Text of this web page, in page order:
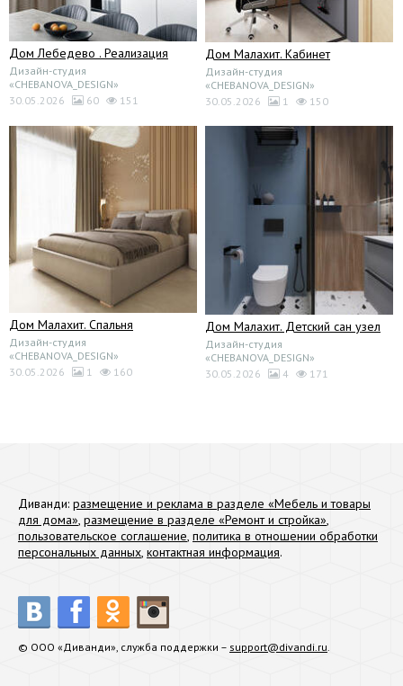
Дом Лебедево . Реализация
Дизайн-студия
«CHEBANOVA_DESIGN»
30.05.2026
60 151
Дом Малахит. Кабинет
Дизайн-студия
«CHEBANOVA_DESIGN»
30.05.2026
1 150
Дом Малахит. Спальня
Дизайн-студия
«CHEBANOVA_DESIGN»
30.05.2026
1 160
Дом Малахит. Детский сан узел
Дизайн-студия
«CHEBANOVA_DESIGN»
30.05.2026
4 171
Диванди: размещение и реклама в разделе «Мебель и товары
для дома», размещение в разделе «Ремонт и стройка»,
пользовательское соглашение, политика в отношении обработки
персональных данных, контактная информация.
© ООО «Диванди», служба поддержки – support@divandi.ru.